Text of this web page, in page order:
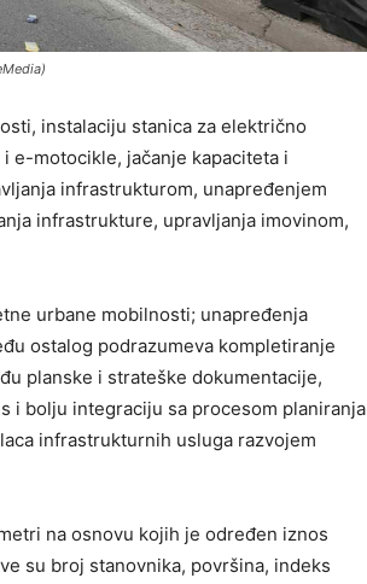
instalaciju stanica za električno
e-motocikle, jačanje kapaciteta i
infrastrukturom, unapređenjem
infrastrukture, upravljanja imovinom,
urbane mobilnosti; unapređenja
ostalog podrazumeva kompletiranje
planske i strateške dokumentacije,
i bolju integraciju sa procesom planiranja
infrastrukturnih usluga razvojem
na osnovu kojih je određen iznos
su broj stanovnika, površina, indeks